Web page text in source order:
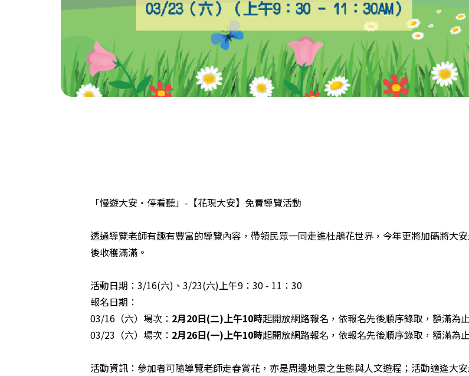
「慢遊大安‧停看聽」-【花現大安】免費導覽活動
透過導覽老師有趣有豐富的導覽內容，帶領民眾一同走進杜鵑花世界，今年更將加碼將大
後收穫滿滿。
活動日期：3/16(六)、3/23(六)上午9：30 - 11：30
報名日期：
03/16（六）場次： 2月20日(二)上午10時起開放網路報名，依報名先後順序錄取，額滿為
03/23（六）場次： 2月26日(一)上午10時起開放網路報名，依報名先後順序錄取，額滿為
活動資訊：參加者可隨導覽老師走春賞花，亦是周邊地景之生態與人文遊程；活動適逢大